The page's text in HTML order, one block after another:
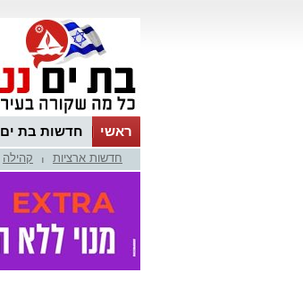
ראשי חדשות בת ים
חדשות ארציות קהילה